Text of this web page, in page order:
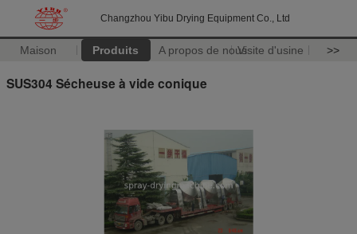
Changzhou Yibu Drying Equipment Co., Ltd
Maison Produits A propos de nousVisite d'usine >>
SUS304 Sécheuse à vide conique